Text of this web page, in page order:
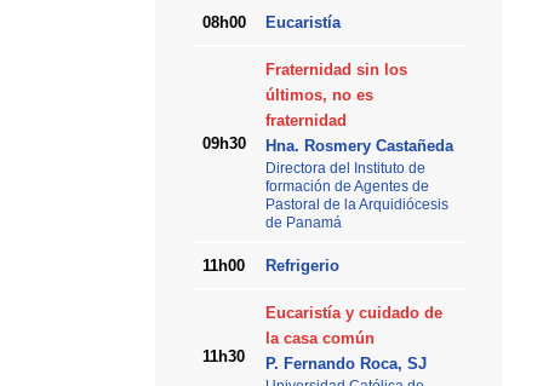
08h00 Eucaristía
09h30
Fraternidad sin los
últimos, no es
fraternidad
Hna. Rosmery Castañeda
Directora del Instituto de
formación de Agentes de
Pastoral de la Arquidiócesis
de Panamá
11h00 Refrigerio
11h30
Eucaristía y cuidado de
la casa común
P. Fernando Roca, SJ